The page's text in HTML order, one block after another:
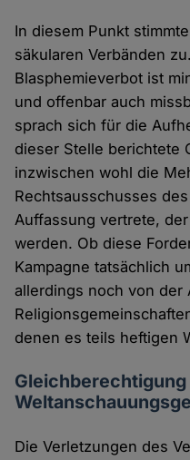
In diesem Punkt
säkularen Verbänden
Blasphemieverbot ist
und offenbar auch
sprach sich für die
dieser Stelle berichtete
inzwischen wohl die
Rechtsausschusses
Auffassung vertrete,
werden. Ob diese
Kampagne tatsächlich
allerdings noch von der
denen es teils heftigen
Die Verletzungen des